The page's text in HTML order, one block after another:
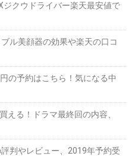
ジクウドライバー楽天最安値で
ル美顔器の効果や楽天の口コ
の予約はこちら！気になる中
える！ドラマ最終回の内容、
判やレビュー、2019年予約受